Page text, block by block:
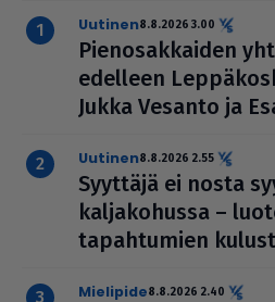
uutinen8.8.2026 3.00
Pie­no­sak­kai­den
edelleen
Jukka Vesanto ja
uutinen8.8.2026 2.55
Syyttäjä ei nosta
kal­ja­ko­hussa –
tapah­tu­mien
mielipide8.8.2026 2.40